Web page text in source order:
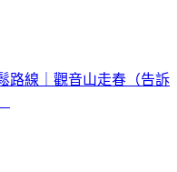
路線｜觀音山走春（告訴